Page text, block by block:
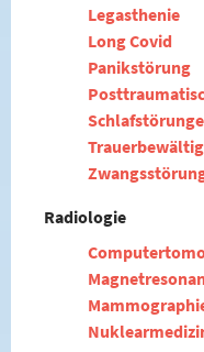
Legasthenie
Long Covid
Panikstörung
Radiologie